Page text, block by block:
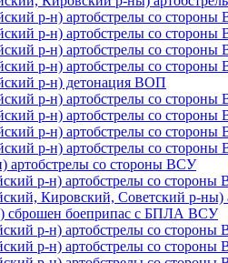
р-н) артобстрелы со
р-н) артобстрелы со
р-н) артобстрелы со
р-н) артобстрелы со
р-н) детонация ВОП
р-н) артобстрелы со
р-н) артобстрелы со
р-н) артобстрелы со
р-н) артобстрелы со
артобстрелы со стороны ВСУ
р-н) артобстрелы со стороны
Кировский, Советский р-
сброшен боеприпас с БПЛА ВСУ
р-н) артобстрелы со стороны
р-н) артобстрелы со стороны